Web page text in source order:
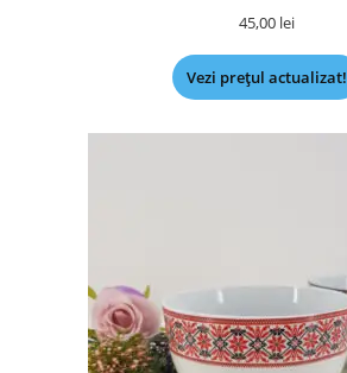
45,00 lei
Vezi prețul actualizat!